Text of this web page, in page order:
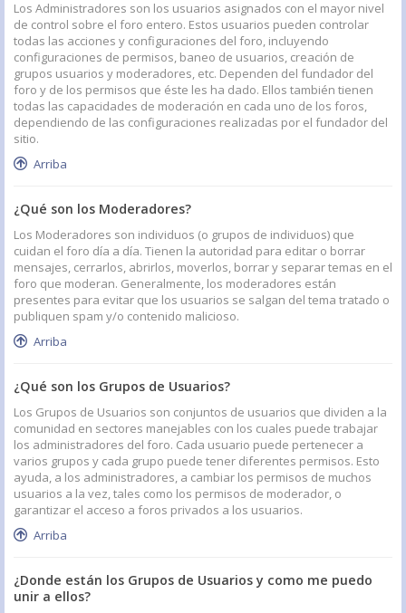
Los Administradores son los usuarios asignados con el mayor nivel
de control sobre el foro entero. Estos usuarios pueden controlar
todas las acciones y configuraciones del foro, incluyendo
configuraciones de permisos, baneo de usuarios, creación de
grupos usuarios y moderadores, etc. Dependen del fundador del
foro y de los permisos que éste les ha dado. Ellos también tienen
todas las capacidades de moderación en cada uno de los foros,
dependiendo de las configuraciones realizadas por el fundador del
sitio.
Arriba
¿Qué son los Moderadores?
Los Moderadores son individuos (o grupos de individuos) que
cuidan el foro día a día. Tienen la autoridad para editar o borrar
mensajes, cerrarlos, abrirlos, moverlos, borrar y separar temas en el
foro que moderan. Generalmente, los moderadores están
presentes para evitar que los usuarios se salgan del tema tratado o
publiquen spam y/o contenido malicioso.
Arriba
¿Qué son los Grupos de Usuarios?
Los Grupos de Usuarios son conjuntos de usuarios que dividen a la
comunidad en sectores manejables con los cuales puede trabajar
los administradores del foro. Cada usuario puede pertenecer a
varios grupos y cada grupo puede tener diferentes permisos. Esto
ayuda, a los administradores, a cambiar los permisos de muchos
usuarios a la vez, tales como los permisos de moderador, o
garantizar el acceso a foros privados a los usuarios.
Arriba
¿Donde están los Grupos de Usuarios y como me puedo
unir a ellos?